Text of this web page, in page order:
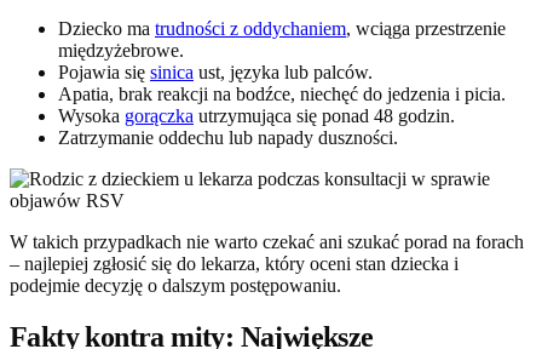
Dziecko ma trudności z oddychaniem, wciąga przestrzenie
międzyżebrowe.
Pojawia się sinica ust, języka lub palców.
Apatia, brak reakcji na bodźce, niechęć do jedzenia i picia.
Wysoka gorączka utrzymująca się ponad 48 godzin.
Zatrzymanie oddechu lub napady duszności.
W takich przypadkach nie warto czekać ani szukać porad na forach
– najlepiej zgłosić się do lekarza, który oceni stan dziecka i
podejmie decyzję o dalszym postępowaniu.
Fakty kontra mity: Największe